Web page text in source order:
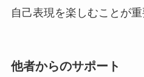
自己表現を楽しむことが重
他者からのサポート